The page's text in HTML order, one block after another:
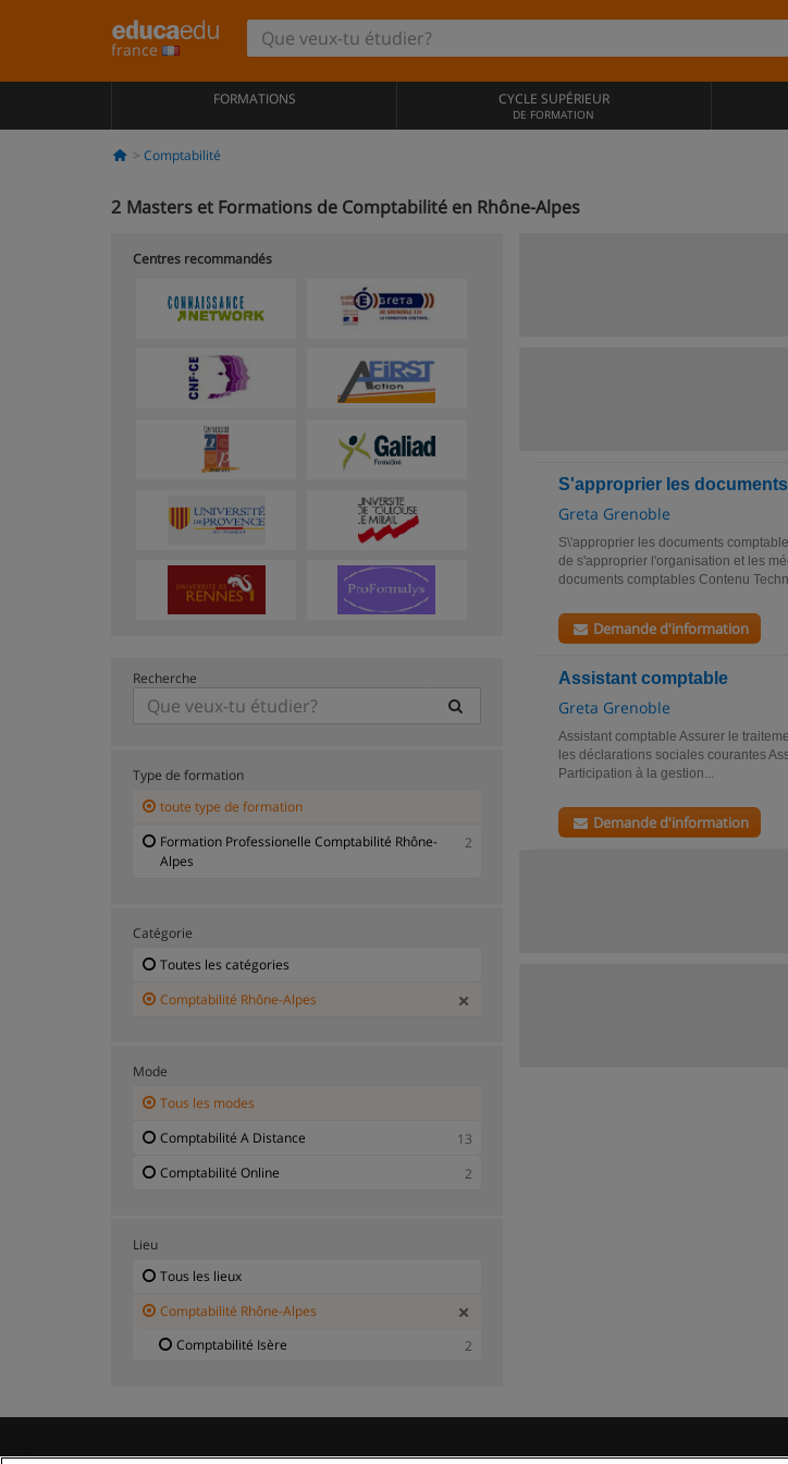
france
FORMATIONS CYCLE SUPÉRIEUR
DE FORMATION
Comptabilité
2 Masters et Formations de Comptabilité en Rhône-Alpes
S'approprier les
Greta Grenoble
S\'approprier les documents
de s'approprier l'organisation et les
documents comptables Contenu
Demande d'information
Assistant comptable
Greta Grenoble
Assistant comptable Assurer le
les déclarations sociales courantes
Participation à la gestion...
Demande d'information
Centres recommandés
Recherche
Type de formation
toute type de formation
Formation Professionelle Comptabilité Rhône-
Alpes
2
Catégorie
Toutes les catégories
Comptabilité Rhône-Alpes
Mode
Tous les modes
Comptabilité A Distance
13
Comptabilité Online
2
Lieu
Tous les lieux
Comptabilité Rhône-Alpes
Comptabilité Isère
2